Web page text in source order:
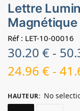
Lettre
Magnétique
Réf : LET-10-00016
30.20 € -
24.96 € -
HAUTEUR: No